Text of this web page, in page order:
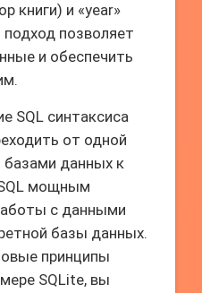
книги) и «year»
позволяет
и обеспечить
SQL синтаксиса
от одной
базами данных к
мощным
с данными
базы данных.
принципы
SQLite, вы